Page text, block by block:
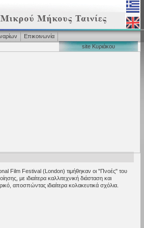
Επικοινωνία
site Κυριάκου
Film Festival (London) τιμήθηκαν οι "Πνοές" του
με ιδιαίτερα καλλιτεχνική διάσταση και
αποσπώντας ιδιαίτερα κολακευτικά σχόλια.